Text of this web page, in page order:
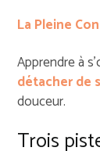
La Pleine
Apprendre à
détacher de
douceur.
Trois